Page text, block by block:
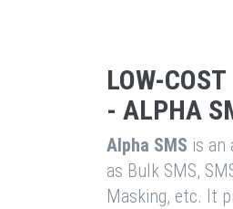
LOW-
- ALPHA
Alpha SMS is an
as Bulk SMS,
Masking, etc. It